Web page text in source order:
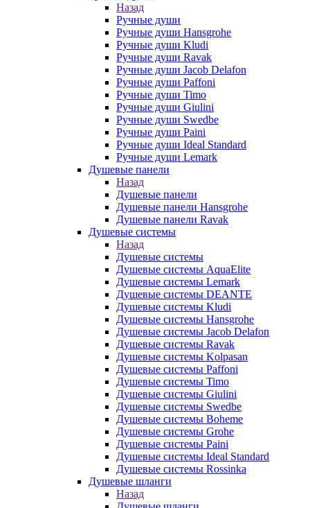
Назад
Ручные души
Ручные души Hansgrohe
Ручные души Kludi
Ручные души Ravak
Ручные души Jacob Delafon
Ручные души Paffoni
Ручные души Timo
Ручные души Giulini
Ручные души Swedbe
Ручные души Paini
Ручные души Ideal Standard
Ручные души Lemark
Душевые панели
Назад
Душевые панели
Душевые панели Hansgrohe
Душевые панели Ravak
Душевые системы
Назад
Душевые системы
Душевые системы AquaElite
Душевые системы Lemark
Душевые системы DEANTE
Душевые системы Kludi
Душевые системы Hansgrohe
Душевые системы Jacob Delafon
Душевые системы Ravak
Душевые системы Kolpasan
Душевые системы Paffoni
Душевые системы Timo
Душевые системы Giulini
Душевые системы Swedbe
Душевые системы Boheme
Душевые системы Grohe
Душевые системы Paini
Душевые системы Ideal Standard
Душевые системы Rossinka
Душевые шланги
Назад